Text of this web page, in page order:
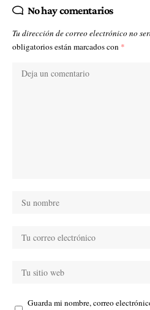
No hay comentarios
Tu dirección de correo electrónico no
obligatorios están marcados con *
Guarda mi nombre, correo